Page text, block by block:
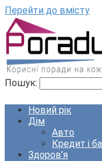
Перейти до вмісту
Пошук:
Новий рік
Дім
Авто
Кредит і
Здоров’я